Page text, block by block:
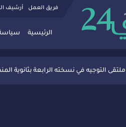
فريق العمل أرشيف
الرئيسية
ثانوية المنصور الذهبي بسيدي قاسم تُعزّز
ملتقى التوجيه في نسخته الرابعة بثانوية